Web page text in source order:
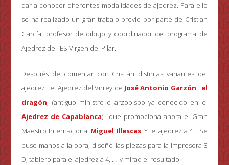
dar a conocer diferentes modalidades de ajedrez. Para ello
se ha realizado un gran trabajo previo por parte de Cristian
García, profesor de dibujo y coordinador del programa de
Ajedrez del IES Virgen del Pilar.
Después de comentar con Cristián distintas variantes del
ajedrez: el Ajedrez del Virrey de José Antonio Garzón, el
dragón, (antiguo ministro o arzobispo ya conocido en el
Ajedrez de Capablanca) que promociona ahora el Gran
Maestro Internacional Miguel Illescas. Y el ajedrez a 4… Se
puso manos a la obra, diseñó las piezas para la impresora 3
D, tablero para el ajedrez a 4, … y mirad el resultado: